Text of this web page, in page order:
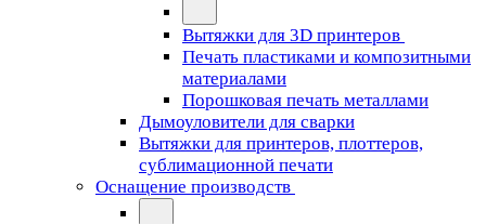
Вытяжки для 3D принтеров
Печать пластиками и композитными
материалами
Порошковая печать металлами
Дымоуловители для сварки
Вытяжки для принтеров, плоттеров,
сублимационной печати
Оснащение производств